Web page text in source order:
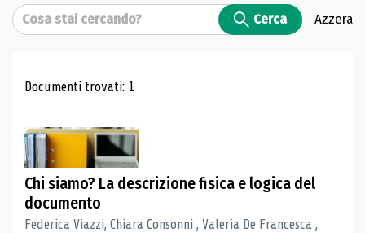
Cerca Cerca Azzera
Risultati di ricerca
Documenti trovati: 1
Chi siamo? La descrizione fisica e logica del
documento
Federica Viazzi, Chiara Consonni , Valeria De Francesca ,